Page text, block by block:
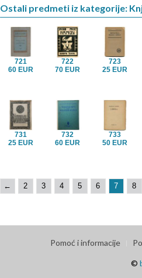
Ostali predmeti iz kategorije:
721
60 EUR
722
70 EUR
723
25 EUR
731
25 EUR
732
60 EUR
733
50 EUR
← 2 3 4 5 6 7 8
Pomoć i informacije
©